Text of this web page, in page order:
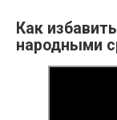
Как
народными